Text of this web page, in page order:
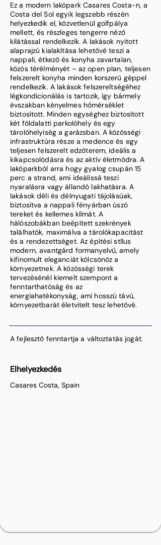
Ez a modern lakópark Casares Costa-n, a
Costa del Sol egyik legszebb részén
helyezkedik el, közvetlenül golfpálya
mellett, és részleges tengerre néző
kilátással rendelkezik. A lakások nyitott
alaprajzú kialakítása lehetővé teszi a
nappali, étkező és konyha zavartalan,
közös térélményét – az open plan, teljesen
felszerelt konyha minden korszerű géppel
rendelkezik. A lakások felszereltségéhez
légkondicionálás is tartozik, így bármely
évszakban kényelmes hőmérséklet
biztosított. Minden egységhez biztosított
két földalatti parkolóhely és egy
tárolóhelyiség a garázsban. A közösségi
infrastruktúra része a medence és egy
teljesen felszerelt edzőterem, ideális a
kikapcsolódásra és az aktív életmódra. A
lakóparkból arra hogy gyalog csupán 15
perc a strand, ami ideálissá teszi
nyaralásra vagy állandó lakhatásra. A
lakások déli és délnyugati tájolásúak,
biztosítva a nappali fényárban úszó
tereket és kellemes klímát. A
hálószobákban beépített szekrények
találhatók, maximálva a tárolókapacitást
és a rendezettséget. Az építési stílus
modern, avantgárd formanyelvű, amely
kifinomult eleganciát kölcsönöz a
környezetnek. A közösségi terek
tervezésénél kiemelt szempont a
fenntarthatóság és az
energiahatékonyság, ami hosszú távú,
környezetbarát életvitelt tesz lehetővé.
A fejlesztő fenntartja a változtatás jogát.
Elhelyezkedés
Casares Costa, Spain